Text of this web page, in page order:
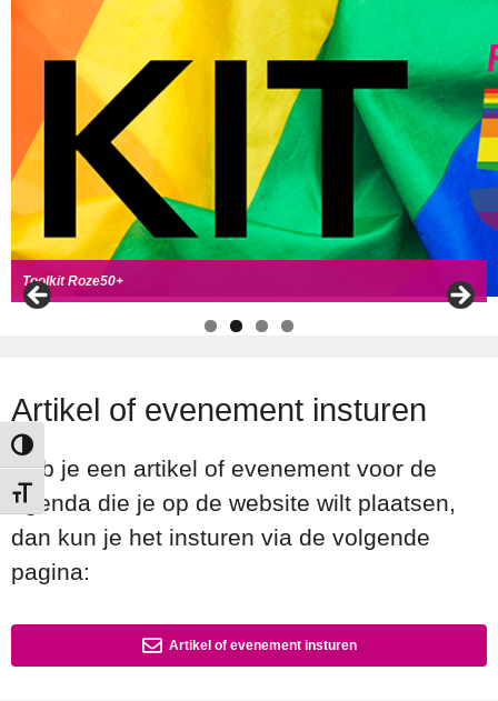
Keuze voor hoog contrast
Kies grootte van het lettertype
Roze50+ zoekt coll
Toolkit Roze50+
Handboek Roze Loper
Handreiking voor Roze 50+ ambassadeurs
Artikel of evenement insturen
Heb je een artikel of evenement voor de
agenda die je op de website wilt plaatsen,
dan kun je het insturen via de volgende
pagina:
Artikel of evenement insturen